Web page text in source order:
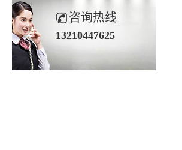
咨询热线
13210447625